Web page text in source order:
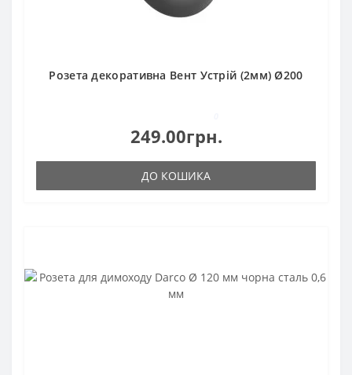
Розета декоративна Вент Устрій (2мм) Ø200
249.00грн.
ДО КОШИКА